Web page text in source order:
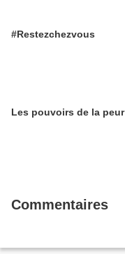
#Restezchezvous
Les pouvoirs de la peur
Commentaires